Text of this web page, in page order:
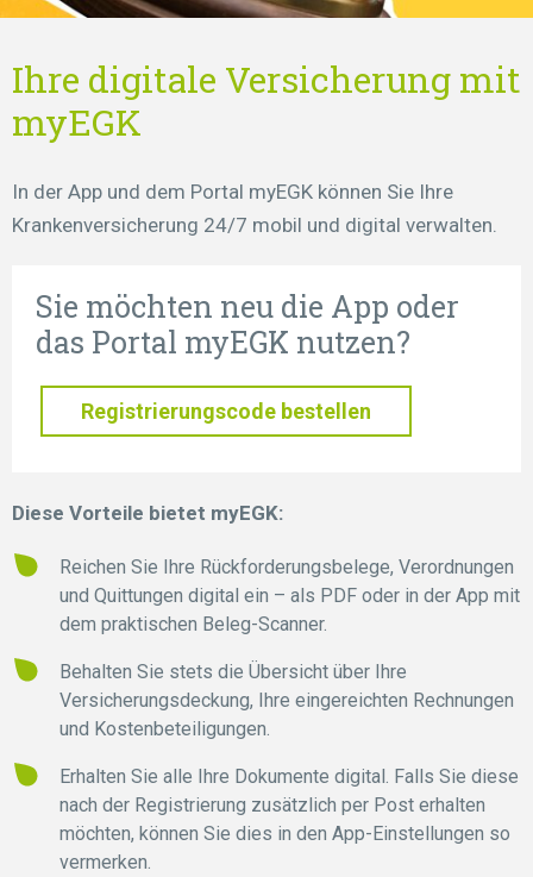
Ihre digitale Versicherung mit
myEGK
In der App und dem Portal myEGK können Sie Ihre
Krankenversicherung 24/7 mobil und digital verwalten.
Sie möchten neu die App oder
das Portal myEGK nutzen?
Registrierungscode bestellen
Diese Vorteile bietet myEGK:
Reichen Sie Ihre Rückforderungsbelege, Verordnungen
und Quittungen digital ein – als PDF oder in der App mit
dem praktischen Beleg-Scanner.
Behalten Sie stets die Übersicht über Ihre
Versicherungsdeckung, Ihre eingereichten Rechnungen
und Kostenbeteiligungen.
Erhalten Sie alle Ihre Dokumente digital. Falls Sie diese
nach der Registrierung zusätzlich per Post erhalten
möchten, können Sie dies in den App-Einstellungen so
vermerken.